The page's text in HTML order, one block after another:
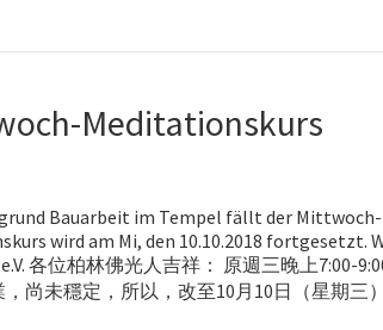
Meditationskurs
Bauarbeit im Tempel fällt der
wird am Mi, den 10.10.2018 fortgesetzt.
各位柏林佛光人吉祥： 原週三晚上7:00-
尚未穩定，所以，改至10月10日（星期三